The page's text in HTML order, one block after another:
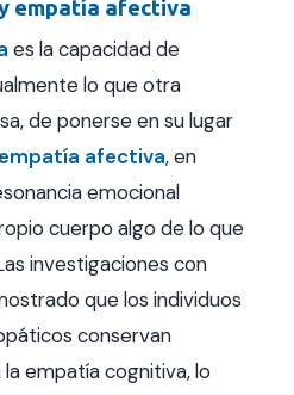
empatía afectiva
es la capacidad de
lo que otra
de ponerse en su lugar
empatía afectiva, en
emocional
cuerpo algo de lo que
investigaciones con
que los individuos
conservan
empatía cognitiva, lo